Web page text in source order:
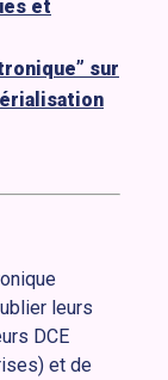
et
sur
leurs
DCE
et de